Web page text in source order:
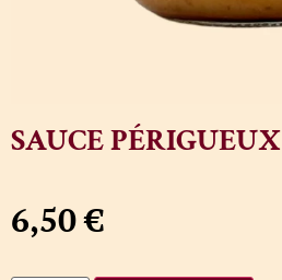
SAUCE PÉRIGUEUX
6,50€